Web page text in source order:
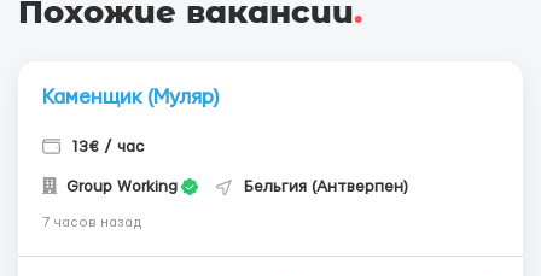
Похожие вакансии.
Каменщик (Муляр)
13€ / час
Group Working Бельгия (Антверпен)
7 часов назад